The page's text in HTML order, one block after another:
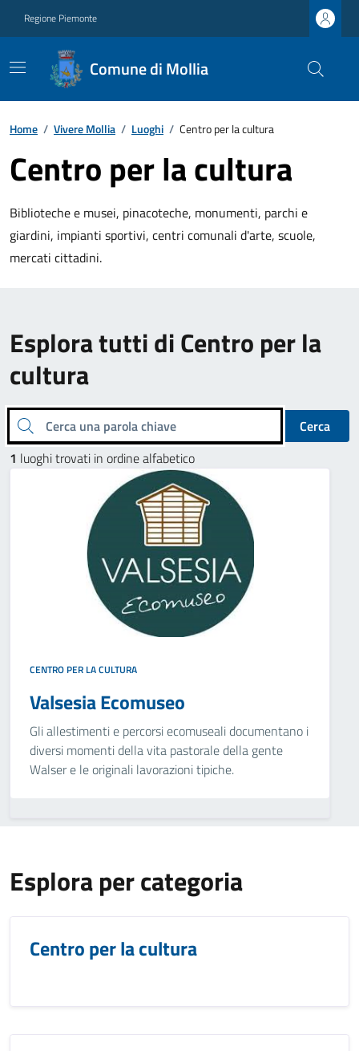
Regione Piemonte
Comune di Mollia
Home / Vivere Mollia / Luoghi / Centro per la cultura
Centro per la cultura
Biblioteche e musei, pinacoteche, monumenti, parchi e
giardini, impianti sportivi, centri comunali d'arte, scuole,
mercati cittadini.
Esplora tutti di Centro per la
cultura
Cerca una parola chiave
Cerca
1 luoghi trovati in ordine alfabetico
CENTRO PER LA CULTURA
Valsesia Ecomuseo
Gli allestimenti e percorsi ecomuseali documentano i
diversi momenti della vita pastorale della gente
Walser e le originali lavorazioni tipiche.
Esplora per categoria
Centro per la cultura